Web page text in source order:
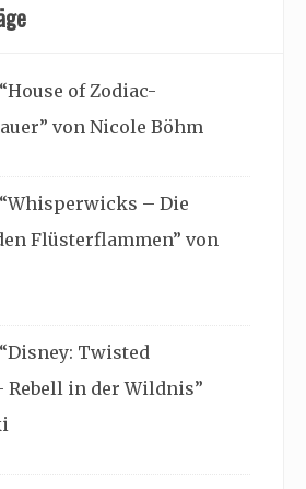
of Zodiac-
von Nicole Böhm
– Die
Flüsterflammen” von
Twisted
Rebell in der Wildnis”